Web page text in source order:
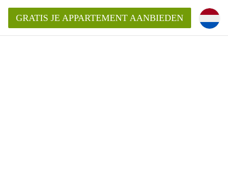
in Gouda?
bemiddelingsvergoeding?
GRATIS JE APPARTEMENT AANBIEDEN